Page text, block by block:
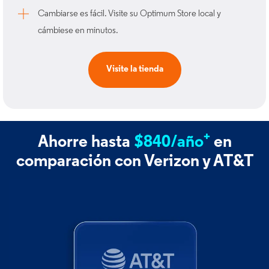
Cambiarse es fácil. Visite su Optimum Store local y
cámbiese en minutos.​
Visite la tienda
Ahorre hasta $840/año+en
comparación con Verizon y AT&T